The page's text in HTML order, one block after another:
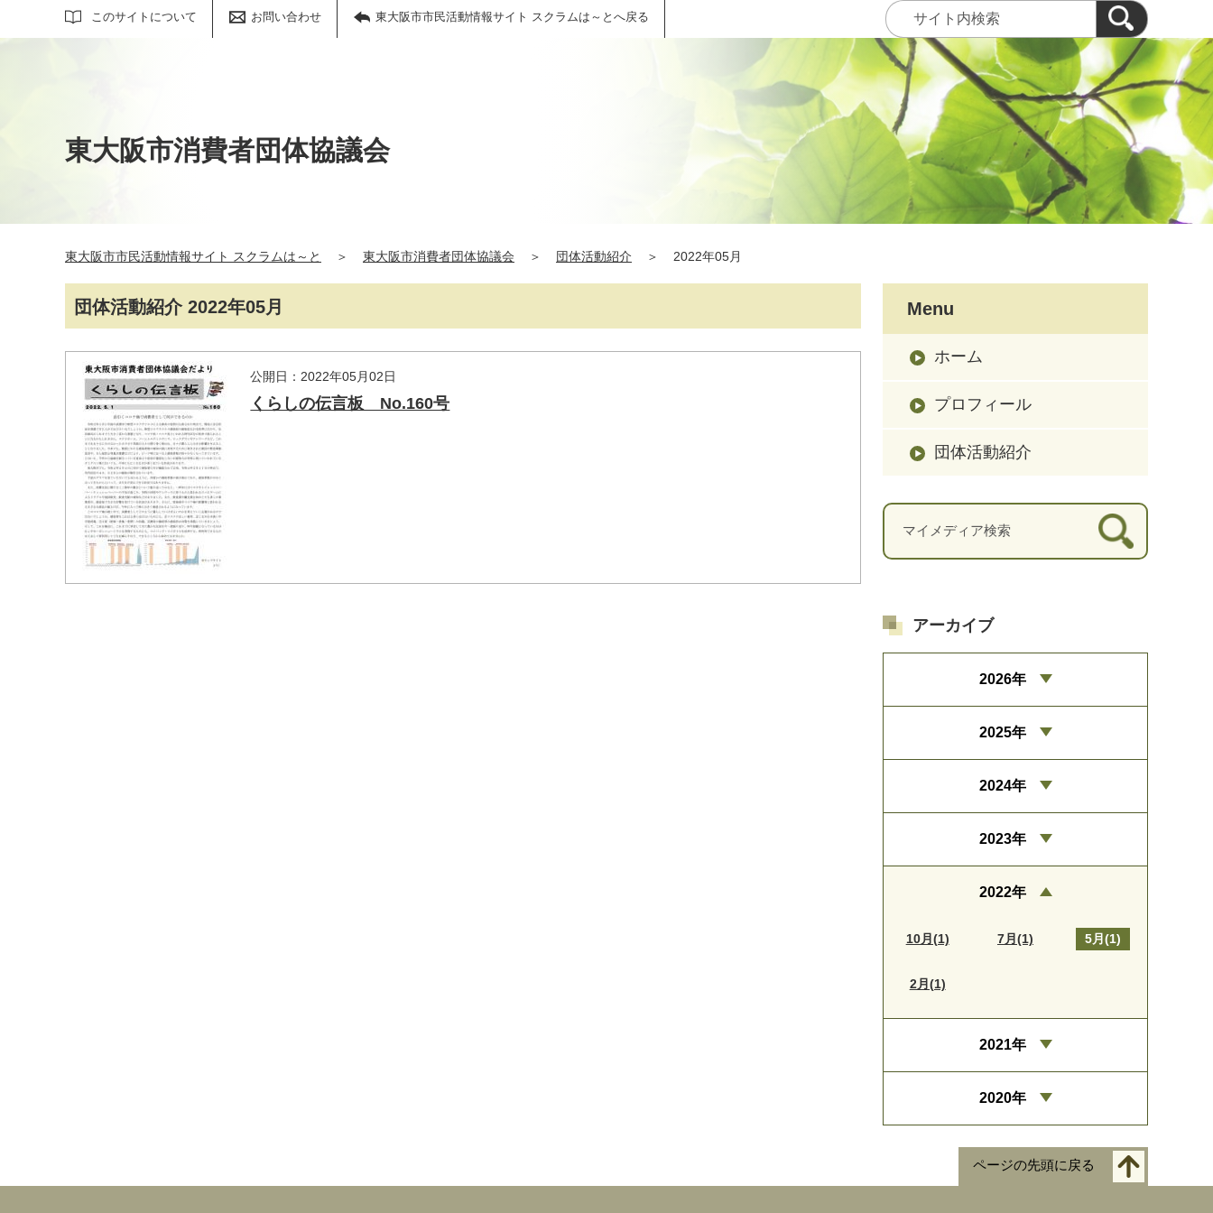
このサイトについて お問い合わせ 東大阪市市民活動情報サイト スクラムは～とへ戻る
サイト内検索
東大阪市消費者団体協議会
東大阪市市民活動情報サイト スクラムは～と ＞ 東大阪市消費者団体協議会 ＞ 団体活動紹介 ＞ 2022年05月
団体活動紹介 2022年05月
公開日：2022年05月02日
くらしの伝言板 No.160号
Menu
ホーム
プロフィール
団体活動紹介
マイメディア検索
アーカイブ
2026年
2025年
2024年
2023年
2022年
10月(1) 7月(1) 5月(1)
2月(1)
2021年
2020年
ページの先頭に戻る